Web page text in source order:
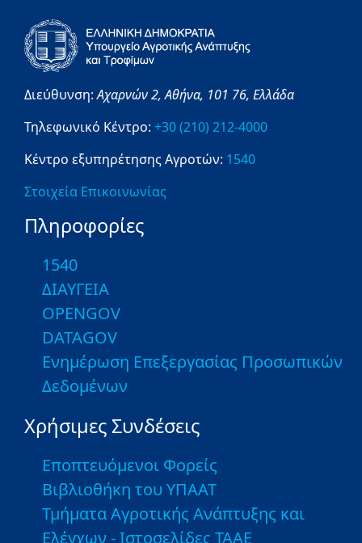
Διεύθυνση:Αχαρνών 2,Αθήνα, 101 76, Ελλάδα
Τηλεφωνικό Κέντρο: +30 (210) 212-4000
Κέντρο εξυπηρέτησης Αγροτών: 1540
Στοιχεία Επικοινωνίας
Πληροφορίες
1540
ΔΙΑΥΓΕΙΑ
OPENGOV
DATAGOV
Ενημέρωση Επεξεργασίας Προσωπικών
Δεδομένων
Χρήσιμες Συνδέσεις
Εποπτευόμενοι Φορείς
Βιβλιοθήκη του ΥΠΑΑΤ
Τμήματα Αγροτικής Ανάπτυξης και
Ελέγχων - Ιστοσελίδες ΤΑΑΕ